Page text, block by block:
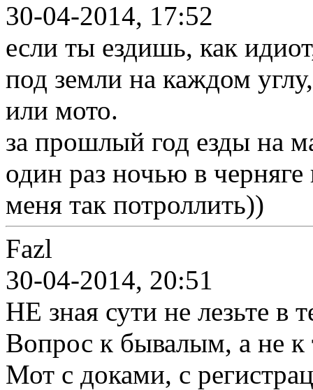
30-04-2014, 17:52
если ты ездишь, как
под земли на каждом
или мото.
за прошлый год езды на
один раз ночью в
меня так потроллить))
Fazl
30-04-2014, 20:51
НЕ зная сути не лезьте в
Вопрос к бывалым, а не к
Мот с доками, с